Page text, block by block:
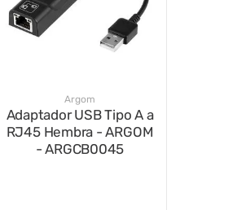
Argom
Adaptador USB Tipo A a
RJ45 Hembra - ARGOM
- ARGCB0045